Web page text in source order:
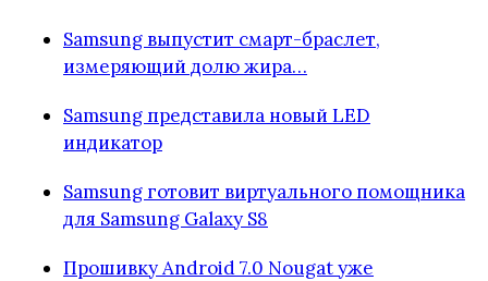
Samsung выпустит смарт-браслет,
измеряющий долю жира…
Samsung представила новый LED
индикатор
Samsung готовит виртуального помощника
для Samsung Galaxy S8
Прошивку Android 7.0 Nougat уже